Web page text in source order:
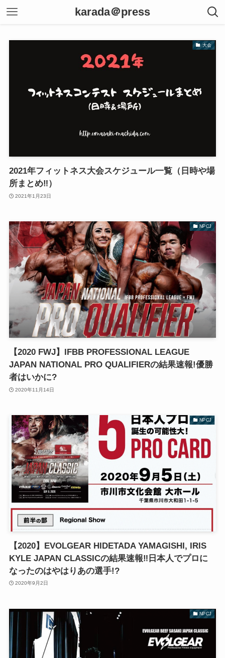
karada＠press
大会
2021年フィットネス大会スケジュール一覧（日時や場
所まとめ‼︎）
2021年1月23日
NPCJ
【2020 FWJ】IFBB PROFESSIONAL LEAGUE
JAPAN NATIONAL PRO QUALIFIERの結果速報!優勝
者はいかに?
2020年11月14日
NPCJ
【2020】EVOLGEAR HIDETADA YAMAGISHI, IRIS
KYLE JAPAN CLASSICの結果速報‼︎日本人でプロに
なったのはやはりあの選手!?
2020年9月2日
NPCJ